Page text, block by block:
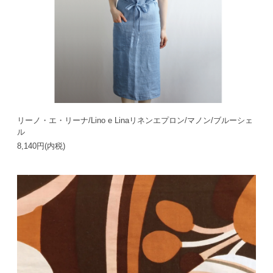
リーノ・エ・リーナ/Lino e Linaリネンエプロン/マノン/ブルーシェ
ル
8,140円(内税)